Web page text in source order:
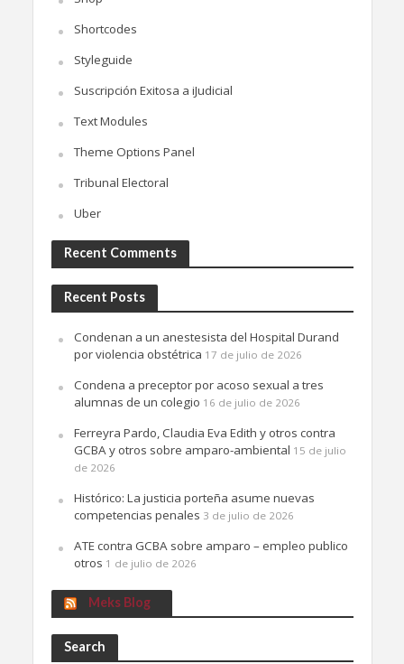
Shortcodes
Styleguide
Suscripción Exitosa a iJudicial
Text Modules
Theme Options Panel
Tribunal Electoral
Uber
Recent Comments
Recent Posts
Condenan a un anestesista del Hospital Durand
por violencia obstétrica 17 de julio de 2026
Condena a preceptor por acoso sexual a tres
alumnas de un colegio 16 de julio de 2026
Ferreyra Pardo, Claudia Eva Edith y otros contra
GCBA y otros sobre amparo-ambiental 15 de julio
de 2026
Histórico: La justicia porteña asume nuevas
competencias penales 3 de julio de 2026
ATE contra GCBA sobre amparo – empleo publico
otros 1 de julio de 2026
Meks Blog
Search